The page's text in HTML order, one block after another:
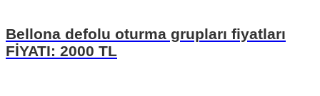
Bellona defolu oturma grupları fiyatları
FİYATI: 2000 TL